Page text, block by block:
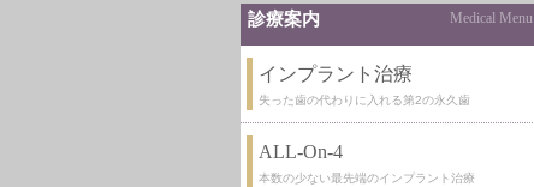
診療案内 Medical Menu
インプラント治療
失った歯の代わりに入れる第2の永久歯
ALL-On-4
本数の少ない最先端のインプラント治療